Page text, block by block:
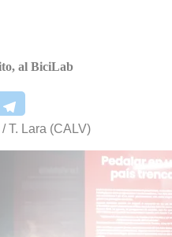
al BiciLab
T. Lara (CALV)